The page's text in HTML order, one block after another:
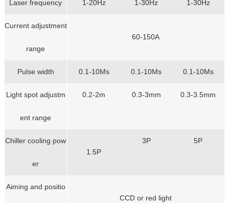
Laser frequency 1-20Hz 1-30Hz 1-30Hz
Current adjustment
range
60-150A
Pulse width 0.1-10Ms 0.1-10Ms 0.1-10Ms
Light spot adjustm
ent range
0.2-2m 0.3-3mm 0.3-3.5mm
Chiller cooling pow
er
1.5P
3P 5P
Aiming and positio
CCD or red light